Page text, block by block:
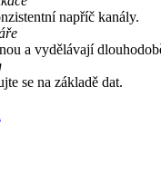
napříč kanály.
a vydělávají
se na základě dat.